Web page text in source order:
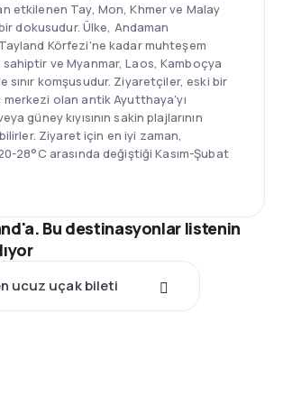
etkilenen Tay, Mon, Khmer ve Malay
bir dokusudur. Ülke, Andaman
Körfezi'ne kadar muhteşem
ve Myanmar, Laos, Kamboçya
sınır komşusudur. Ziyaretçiler, eski bir
olan antik Ayutthaya'yı
güney kıyısının sakin plajlarının
Ziyaret için en iyi zaman,
28°C arasında değiştiği Kasım-Şubat
Bu destinasyonlar listenin
ucuz uçak bileti